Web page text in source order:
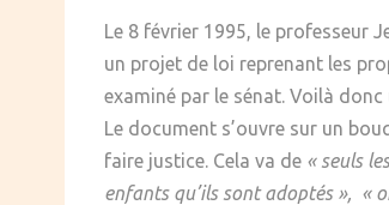
SOCIÉTÉ
CULTURE
Le 8 février 1995, le professeur
un projet de loi reprenant les
examiné par le sénat. Voilà
Le document s’ouvre sur un
faire justice. Cela va de « seuls
enfants qu’ils sont adoptés », «